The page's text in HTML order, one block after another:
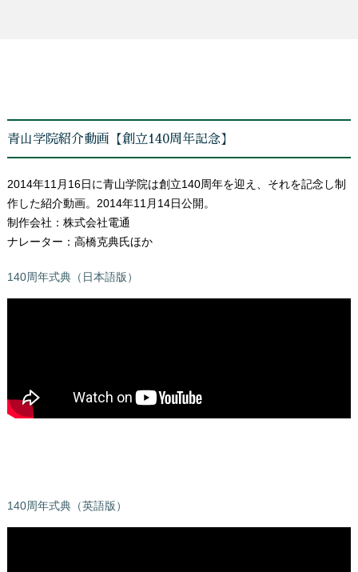
青山学院紹介動画【創立140周年記念】
2014年11月16日に青山学院は創立140周年を迎え、それを記念し制
作した紹介動画。2014年11月14日公開。
制作会社：株式会社電通
ナレーター：高橋克典氏ほか
140周年式典（日本語版）
140周年式典（英語版）